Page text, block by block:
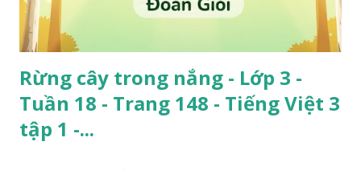
Rừng cây trong nắng - Lớp 3 -
Tuần 18 - Trang 148 - Tiếng Việt 3
tập 1 -...